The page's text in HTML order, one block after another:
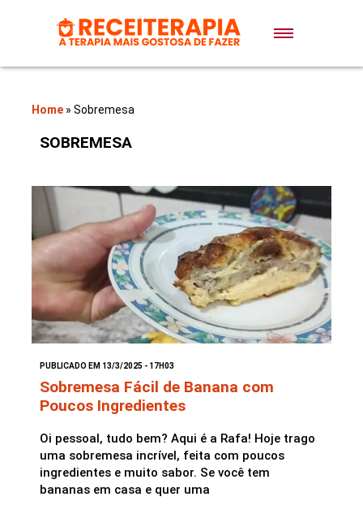
Doces e Sobremesas
Massas
Lanches
Bolos
Pães
Saladas
Home » Sobremesa
SOBREMESA
PUBLICADO EM 13/3/2025 - 17H03
Sobremesa Fácil de Banana com
Poucos Ingredientes
Oi pessoal, tudo bem? Aqui é a Rafa! Hoje trago
uma sobremesa incrível, feita com poucos
ingredientes e muito sabor. Se você tem
bananas em casa e quer uma